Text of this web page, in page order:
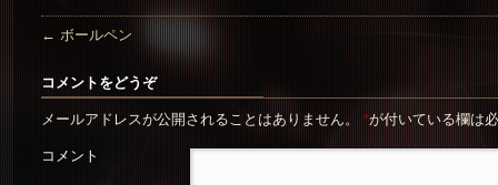
← ボールペン
コメントをどうぞ
メールアドレスが公開されることはありません。 *が付いている欄は
コメント